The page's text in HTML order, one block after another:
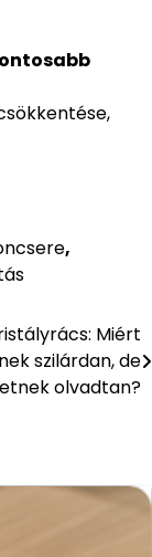
,
Miért
szilárdan, de
olvadtan?